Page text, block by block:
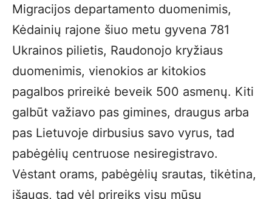
Migracijos departamento duomenimis,
Kėdainių rajone šiuo metu gyvena 781
Ukrainos pilietis, Raudonojo kryžiaus
duomenimis, vienokios ar kitokios
pagalbos prireikė beveik 500 asmenų. Kiti
galbūt važiavo pas gimines, draugus arba
pas Lietuvoje dirbusius savo vyrus, tad
pabėgėlių centruose nesiregistravo.
Vėstant orams, pabėgėlių srautas, tikėtina,
išaugs, tad vėl prireiks visų mūsų